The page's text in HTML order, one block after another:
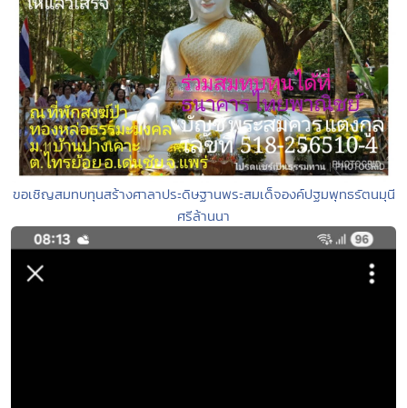
ขอเชิญสมทบทุนสร้างศาลาประดิษฐานพระสมเด็จองค์ปฐมพุทธรัตนมุนี
ศรีล้านนา